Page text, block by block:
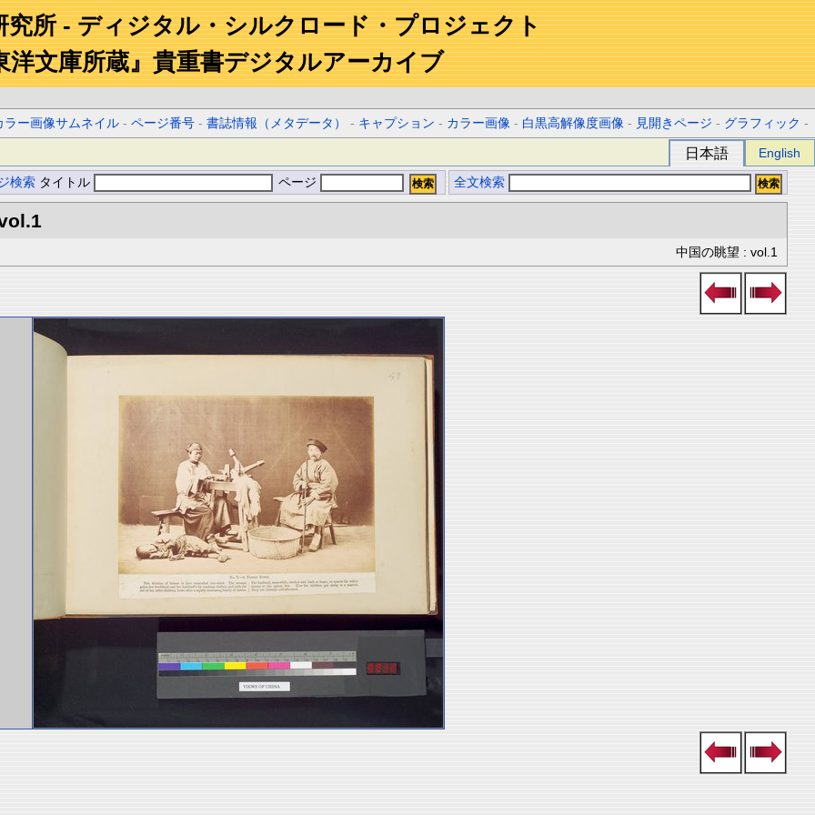
究所 - ディジタル・シルクロード・プロジェクト
洋文庫所蔵』貴重書デジタルアーカイブ
ラー画像サムネイル -ページ番号 -書誌情報（メタデータ） - キャプション - カラー画像 - 白黒高解像度画像 - 見開きページ - グラフィック -
日本語 English
検索 タイトル ページ 全文検索
中国の眺望 : vol.1